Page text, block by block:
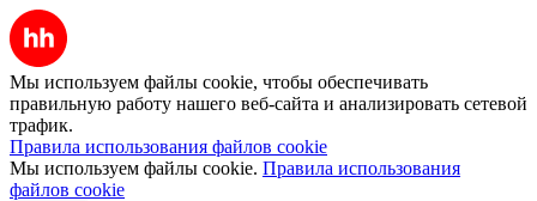
Мы используем файлы cookie, чтобы обеспечивать
правильную работу нашего веб-сайта и анализировать сетевой
трафик.
Правила использования файлов cookie
Мы используем файлы cookie. Правила использования
файлов cookie